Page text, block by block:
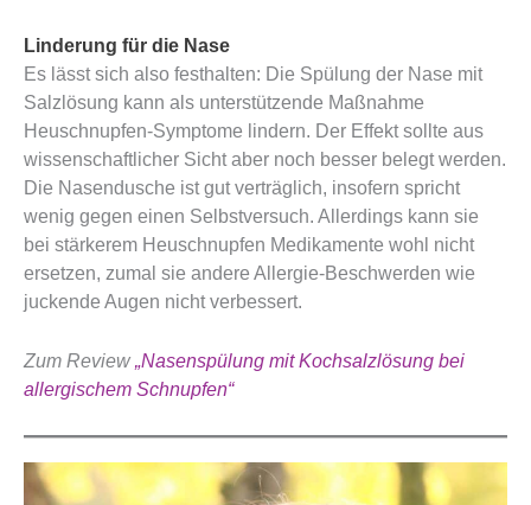
Linderung für die Nase
Es lässt sich also festhalten: Die Spülung der Nase mit
Salzlösung kann als unterstützende Maßnahme
Heuschnupfen-Symptome lindern. Der Effekt sollte aus
wissenschaftlicher Sicht aber noch besser belegt werden.
Die Nasendusche ist gut verträglich, insofern spricht
wenig gegen einen Selbstversuch. Allerdings kann sie
bei stärkerem Heuschnupfen Medikamente wohl nicht
ersetzen, zumal sie andere Allergie-Beschwerden wie
juckende Augen nicht verbessert.
Zum Review„Nasenspülung mit Kochsalzlösung bei
allergischem Schnupfen“